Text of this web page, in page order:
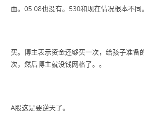
面。05 08也没有。530和现在情况根本不同。
买。博主表示资金还够买一次，给孩子准备
次，然后博主就没钱网格了。。
A股这是要逆天了。